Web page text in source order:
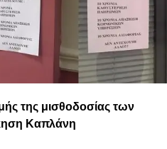
της μισθοδοσίας των
Καπλάνη